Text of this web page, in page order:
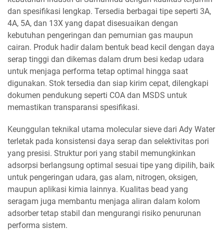
dan spesifikasi lengkap. Tersedia berbagai tipe seperti 3A,
4A, 5A, dan 13X yang dapat disesuaikan dengan
kebutuhan pengeringan dan pemurnian gas maupun
cairan. Produk hadir dalam bentuk bead kecil dengan daya
serap tinggi dan dikemas dalam drum besi kedap udara
untuk menjaga performa tetap optimal hingga saat
digunakan. Stok tersedia dan siap kirim cepat, dilengkapi
dokumen pendukung seperti COA dan MSDS untuk
memastikan transparansi spesifikasi.
Keunggulan teknikal utama molecular sieve dari Ady Water
terletak pada konsistensi daya serap dan selektivitas pori
yang presisi. Struktur pori yang stabil memungkinkan
adsorpsi berlangsung optimal sesuai tipe yang dipilih, baik
untuk pengeringan udara, gas alam, nitrogen, oksigen,
maupun aplikasi kimia lainnya. Kualitas bead yang
seragam juga membantu menjaga aliran dalam kolom
adsorber tetap stabil dan mengurangi risiko penurunan
performa sistem.